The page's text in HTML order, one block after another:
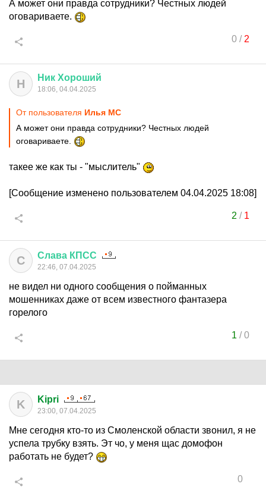
А может они правда сотрудники? Честных людей
оговариваете.
0/ 2
Н Ник Хороший
18:06, 04.04.2025
От пользователя Илья MC
А может они правда сотрудники? Честных людей
оговариваете.
такее же как ты - "мыслитель"
[Сообщение изменено пользователем 04.04.2025 18:08]
2 / 1
С Слава КПСС
22:46, 07.04.2025
не видел ни одного сообщения о пойманных
мошенниках даже от всем известного фантазера
горелого
1 /0
K Kipri
23:00, 07.04.2025
Мне сегодня кто-то из Смоленской области звонил, я не
успела трубку взять. Эт чо, у меня щас домофон
работать не будет?
0